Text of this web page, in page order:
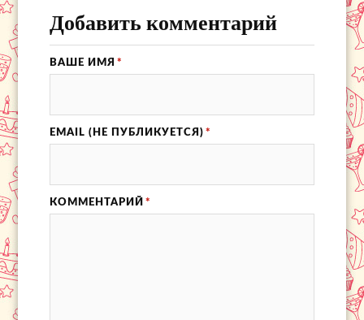
Добавить комментарий
ВАШЕ ИМЯ *
EMAIL (НЕ ПУБЛИКУЕТСЯ) *
КОММЕНТАРИЙ *